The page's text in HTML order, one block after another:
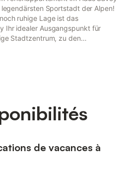
Sportstadt der Alpen!
ruhige Lage ist das
Ihr idealer Ausgangspunkt für
Stadtzentrum, zu den
Sportpark,
de vacances à